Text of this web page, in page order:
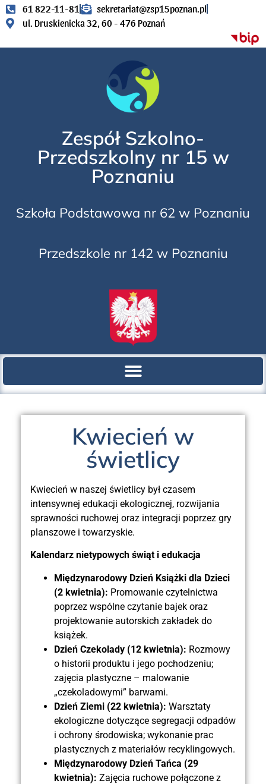
61 822-11-81
sekretariat@zsp15poznan.pl
ul. Druskienicka 32, 60 - 476 Poznań
Zespół Szkolno-
Przedszkolny nr 15 w
Poznaniu
Szkoła Podstawowa nr 62 w Poznaniu
Przedszkole nr 142 w Poznaniu
Kwiecień w
świetlicy
Kwiecień w naszej świetlicy był czasem
intensywnej edukacji ekologicznej, rozwijania
sprawności ruchowej oraz integracji poprzez gry
planszowe i towarzyskie.
Kalendarz nietypowych świąt i edukacja
Międzynarodowy Dzień Książki dla Dzieci
(2 kwietnia): Promowanie czytelnictwa
poprzez wspólne czytanie bajek oraz
projektowanie autorskich zakładek do
książek.
Dzień Czekolady (12 kwietnia): Rozmowy
o historii produktu i jego pochodzeniu;
zajęcia plastyczne – malowanie
„czekoladowymi” barwami.
Dzień Ziemi (22 kwietnia): Warsztaty
ekologiczne dotyczące segregacji odpadów
i ochrony środowiska; wykonanie prac
plastycznych z materiałów recyklingowych.
Międzynarodowy Dzień Tańca (29
kwietnia): Zajęcia ruchowe połączone z